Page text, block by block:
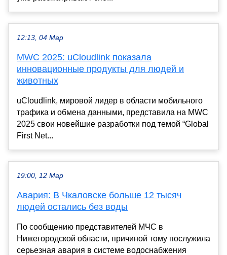
12:13, 04 Мар
MWC 2025: uCloudlink показала
инновационные продукты для людей и
животных
uCloudlink, мировой лидер в области мобильного
трафика и обмена данными, представила на MWC
2025 свои новейшие разработки под темой “Global
First Net...
19:00, 12 Мар
Авария: В Чкаловске больше 12 тысяч
людей остались без воды
По сообщению представителей МЧС в
Нижегородской области, причиной тому послужила
серьезная авария в системе водоснабжения